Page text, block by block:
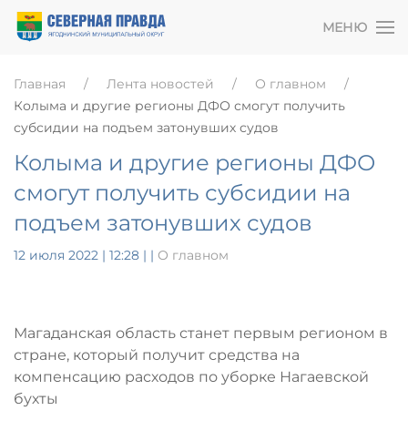
МЕНЮ
Главная Лента новостей
О главном
Колыма и другие регионы ДФО смогут получить
субсидии на подъем затонувших судов
Колыма и другие регионы ДФО
смогут получить субсидии на
подъем затонувших судов
12 июля 2022 | 12:28 | | О главном
Магаданская область станет первым регионом в
стране, который получит средства на
компенсацию расходов по уборке Нагаевской
бухты